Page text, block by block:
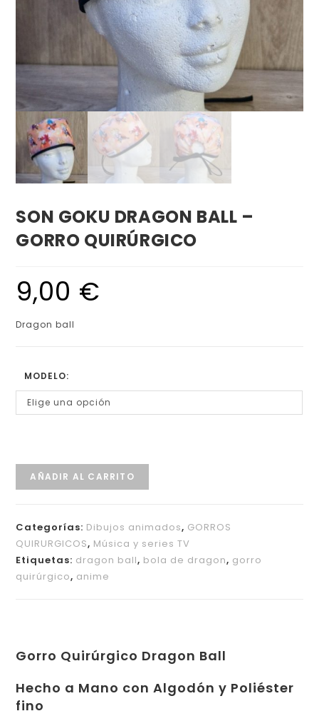
SON GOKU DRAGON BALL –
GORRO QUIRÚRGICO
9,00 €
Dragon ball
MODELO:
Elige una opción
AÑADIR AL CARRITO
Categorías: Dibujos animados, GORROS
QUIRURGICOS, Música y series TV
Etiquetas: dragon ball, bola de dragon, gorro
quirúrgico, anime
Gorro Quirúrgico Dragon Ball
Hecho a Mano con Algodón y Poliéster
fino